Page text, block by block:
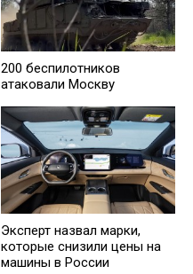
200 беспилотников
атаковали Москву
Эксперт назвал марки,
которые снизили цены на
машины в России